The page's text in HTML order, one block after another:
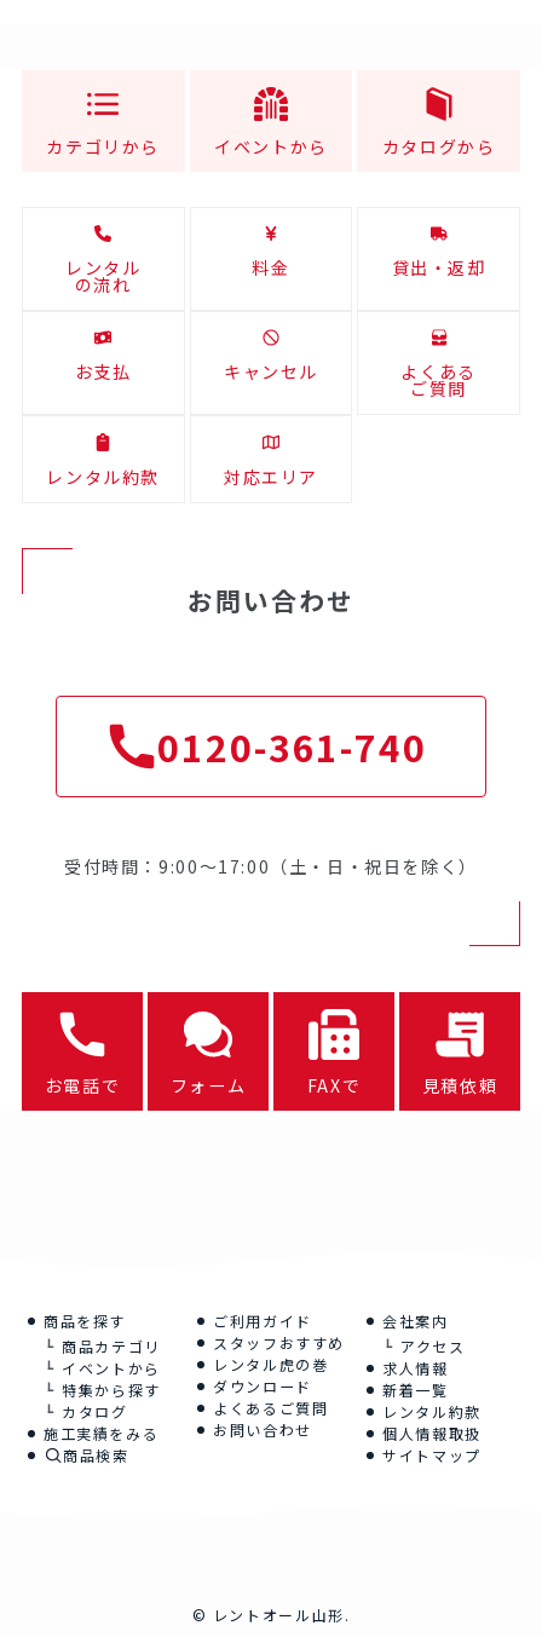
カテゴリから イベントから カタログから
レンタル
の流れ
料金 貸出・返却
お支払 キャンセル よくある
ご質問
レンタル約款 対応エリア
お問い合わせ
0120-361-740
受付時間：9:00～17:00（土・日・祝日を除く）
お電話で フォーム FAXで 見積依頼
商品を探す
商品カテゴリ
イベントから
特集から探す
カタログ
施工実績をみる
商品検索
ご利用ガイド
スタッフおすすめ
レンタル虎の巻
ダウンロード
よくあるご質問
お問い合わせ
会社案内
アクセス
求人情報
新着一覧
レンタル約款
個人情報取扱
サイトマップ
© レントオール山形.